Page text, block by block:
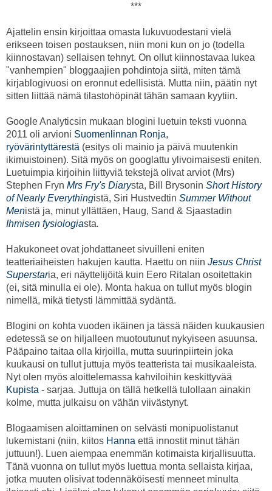
***
Ajattelin ensin kirjoittaa omasta lukuvuodestani vielä
erikseen toisen postauksen, niin moni kun on jo (todella
kiinnostavan) sellaisen tehnyt. On ollut kiinnostavaa lukea
"vanhempien" bloggaajien pohdintoja siitä, miten tämä
kirjablogivuosi on eronnut edellisistä. Mutta niin, päätin nyt
sitten liittää nämä tilastohöpinät tähän samaan kyytiin.
Google Analyticsin mukaan blogini luetuin teksti vuonna
2011 oli arvioni Suomenlinnan Ronja,
ryövärintyttärestä (esitys oli mainio ja päivä muutenkin
ikimuistoinen). Sitä myös on googlattu ylivoimaisesti eniten.
Luetuimpia kirjoihin liittyviä tekstejä olivat arviot (Mrs)
Stephen Fryn Mrs Fry's Diarysta, Bill Brysonin Short History
of Nearly Everythingistä, Siri Hustvedtin Summer Without
Menistä ja, minut yllättäen, Haug, Sand & Sjaastadin
Ihmisen fysiologiasta.
Hakukoneet ovat johdattaneet sivuilleni eniten
teatteriaiheisten hakujen kautta. Haettu on niin Jesus Christ
Superstaria, eri näyttelijöitä kuin Eero Ritalan osoitettakin
(ei, sitä minulla ei ole). Monta hakua on tullut myös blogin
nimellä, mikä tietysti lämmittää sydäntä.
Blogini on kohta vuoden ikäinen ja tässä näiden kuukausien
edetessä se on hiljalleen muotoutunut nykyiseen asuunsa.
Pääpaino taitaa olla kirjoilla, mutta suurinpiirtein joka
kuukausi on tullut juttuja myös teatterista tai musikaaleista.
Nyt olen myös aloittelemassa kahviloihin keskittyvää
Kupista - sarjaa. Juttuja on tällä hetkellä tulollaan ainakin
kolme, mutta julkaisu on vähän viivästynyt.
Blogaamisen aloittaminen on selvästi monipuolistanut
lukemistani (niin, kiitos Hanna että innostit minut tähän
juttuun!). Luen aiempaa enemmän kotimaista kirjallisuutta.
Tänä vuonna on tullut myös luettua monta sellaista kirjaa,
jotka muuten olisivat todennäköisesti menneet minulta